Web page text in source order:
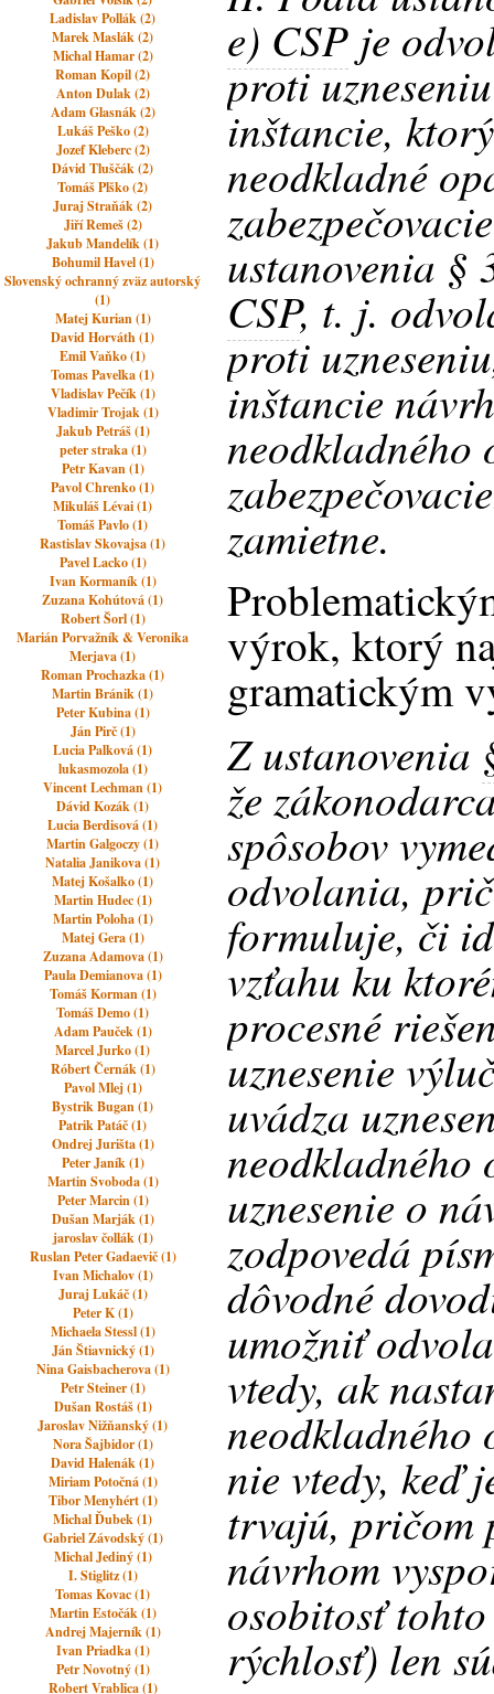
Ladislav Pollák (2)
Marek Maslák (2)
Michal Hamar (2)
Roman Kopil (2)
Anton Dulak (2)
Adam Glasnák (2)
Lukáš Peško (2)
Jozef Kleberc (2)
Dávid Tluščák (2)
Tomáš Plško (2)
Juraj Straňák (2)
Jiří Remeš (2)
Jakub Mandelík (1)
Bohumil Havel (1)
Slovenský ochranný zväz autorský
(1)
Matej Kurian (1)
David Horváth (1)
Emil Vaňko (1)
Tomas Pavelka (1)
Vladislav Pečík (1)
Vladimir Trojak (1)
Jakub Petráš (1)
peter straka (1)
Petr Kavan (1)
Pavol Chrenko (1)
Mikuláš Lévai (1)
Tomáš Pavlo (1)
Rastislav Skovajsa (1)
Pavel Lacko (1)
Ivan Kormaník (1)
Zuzana Kohútová (1)
Robert Šorl (1)
Marián Porvažník & Veronika
Merjava (1)
Roman Prochazka (1)
Martin Bránik (1)
Peter Kubina (1)
Ján Pirč (1)
Lucia Palková (1)
lukasmozola (1)
Vincent Lechman (1)
Dávid Kozák (1)
Lucia Berdisová (1)
Martin Galgoczy (1)
Natalia Janikova (1)
Matej Košalko (1)
Martin Hudec (1)
Martin Poloha (1)
Matej Gera (1)
Zuzana Adamova (1)
Paula Demianova (1)
Tomáš Korman (1)
Tomáš Demo (1)
Adam Pauček (1)
Marcel Jurko (1)
Róbert Černák (1)
Pavol Mlej (1)
Bystrik Bugan (1)
Patrik Patáč (1)
Ondrej Jurišta (1)
Peter Janík (1)
Martin Svoboda (1)
Peter Marcin (1)
Dušan Marják (1)
jaroslav čollák (1)
Ruslan Peter Gadaevič (1)
Ivan Michalov (1)
Juraj Lukáč (1)
Peter K (1)
Michaela Stessl (1)
Ján Štiavnický (1)
Nina Gaisbacherova (1)
Petr Steiner (1)
Dušan Rostáš (1)
Jaroslav Nižňanský (1)
Nora Šajbidor (1)
David Halenák (1)
Miriam Potočná (1)
Tibor Menyhért (1)
Michal Ďubek (1)
Gabriel Závodský (1)
Michal Jediný (1)
I. Stiglitz (1)
Tomas Kovac (1)
Martin Estočák (1)
Andrej Majerník (1)
Ivan Priadka (1)
Petr Novotný (1)
Robert Vrablica (1)
e) CSP je
proti
inštancie,
neodkladné
ustanovenia §
CSP, t. j.
proti
inštancie
neodkladného
zamietne.
výrok, ktorý
gramatickým
Z ustanovenia
že
spôsobov
odvolania,
formuluje, či
vzťahu ku
procesné
uznesenie
uvádza
neodkladného
uznesenie o
zodpovedá
dôvodné
umožniť
vtedy, ak
neodkladného
nie vtedy, keď
trvajú, pričom
návrhom
osobitosť
rýchlosť) len